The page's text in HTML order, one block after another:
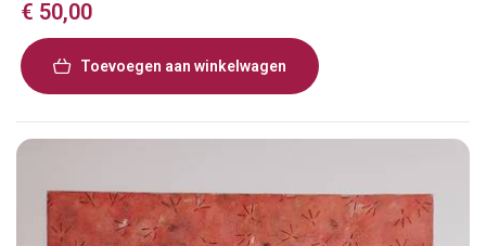
€ 50,00
Toevoegen aan winkelwagen